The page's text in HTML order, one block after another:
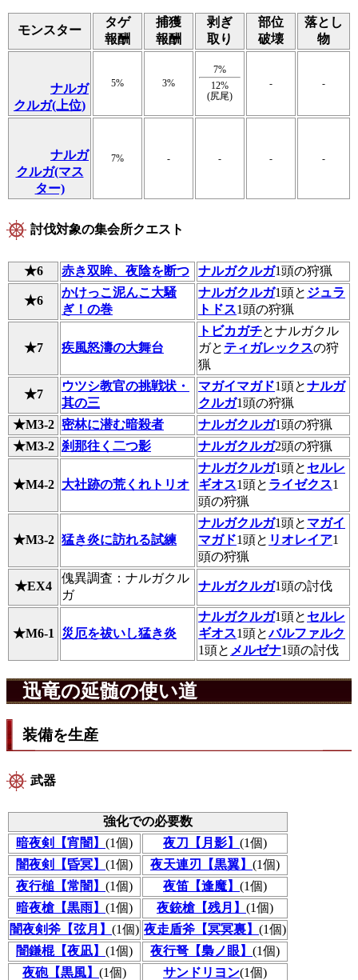
モンスター
タゲ
報酬
捕獲
報酬
剥ぎ
取り
部位
破壊
落とし
物
ナルガ
クルガ(上位)
5% 3%
7%
12%
(尻尾)
- -
ナルガ
クルガ(マス
ター)
7% - - - -
討伐対象の集会所クエスト
★6 赤き双眸、夜陰を断つ ナルガクルガ1頭の狩猟
★6
かけっこ泥んこ大騒
ぎ！の巻
ナルガクルガ1頭と ジュラ
トドス1頭の狩猟
★7 疾風怒濤の大舞台
トビカガチとナルガクル
ガと ティガレックスの狩
猟
★7
ウツシ教官の挑戦状・
其の三
マガイマガド1頭とナルガ
クルガ1頭の狩猟
★M3-2 密林に潜む暗殺者 ナルガクルガ1頭の狩猟
★M3-2
刹那往く二つ影 ナルガクルガ2頭の狩猟
★M4-2 大社跡の荒くれトリオ
ナルガクルガ1頭と セルレ
ギオス1頭と ライゼクス1
頭の狩猟
★M3-2 猛き炎に訪れる試練
ナルガクルガ1頭と マガイ
マガド1頭と リオレイア1
頭の狩猟
★EX4
傀異調査：ナルガクル
ガ
ナルガクルガ1頭の討伐
★M6-1 災厄を祓いし猛き炎
ナルガクルガ1頭と セルレ
ギオス1頭とバルファルク
1頭と メルゼナ1頭の討伐
迅竜の延髄の使い道
装備を生産
武器
強化での必要数
暗夜剣【宵闇】 (1個) 夜刀【月影】 (1個)
闇夜剣【昏冥】 (1個) 夜天連刃【黒翼】 (1個)
夜行槌【常闇】 (1個) 夜笛【逢魔】 (1個)
暗夜槍【黒雨】 (1個) 夜銃槍【残月】 (1個)
闇夜剣斧【弦月】 (1個) 夜走盾斧【冥冥裏】 (1個)
闇鎌棍【夜凪】 (1個) 夜行弩【梟ノ眼】 (1個)
夜砲【黒風】 (1個) サンドリヨン(1個)